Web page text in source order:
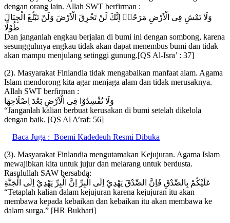
dengan orang lain. Allah SWT berfirman :
وَلَا تَمْشِ فِى الْاَرْضِ مَرَحًاۚ اِنَّكَ لَنْ تَخْرِقَ الْاَرْضَ وَلَنْ تَبْلُغَ الْجِبَالَ
طُوْلًا
Dan janganlah engkau berjalan di bumi ini dengan sombong, karena
sesungguhnya engkau tidak akan dapat menembus bumi dan tidak
akan mampu menjulang setinggi gunung.[QS Al-Isra’ : 37]
(2). Masyarakat Finlandia tidak mengabaikan manfaat alam. Agama
Islam mendorong kita agar menjaga alam dan tidak merusaknya.
Allah SWT berfirman :
وَلَا تُفْسِدُوْا فِى الْاَرْضِ بَعْدَ اِصْلَاحِهَا
“Janganlah kalian berbuat kerusakan di bumi setelah dikelola
dengan baik. [QS Al A’raf: 56]
Baca Juga : Boemi Kadedeuh Resmi Dibuka
(3). Masyarakat Finlandia mengutamakan Kejujuran. Agama Islam
mewajibkan kita untuk jujur dan melarang untuk berdusta.
Rasulullah SAW bersabda:
عَلَيْكُمْ بِالصِّدْقِ فَاِنَّ الصِّدْقَ يَهْدِيْ اِلَى الْبِرِّ اِنَّ الْبِرِّ يَهْدِيْ اِلَى الْجَنَّةِ
“Tetaplah kalian dalam kejujuran karena kejujuran itu akan
membawa kepada kebaikan dan kebaikan itu akan membawa ke
dalam surga.” [HR Bukhari]